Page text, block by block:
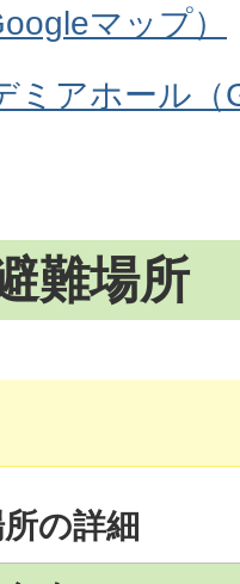
マップ）
ミアホール（
難場所
の詳細